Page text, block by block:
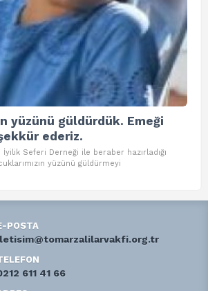
yüzünü güldürdük. Emeği
ederiz.
Seferi Derneği ile beraber hazırladığı
yüzünü güldürmeyi
POSTA
611 41 66